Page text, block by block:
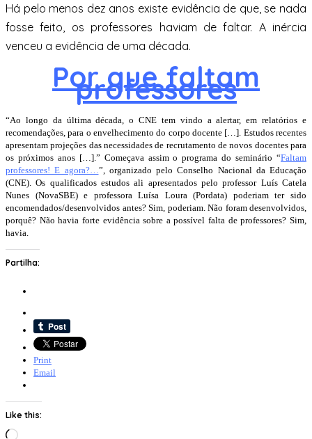
Há pelo menos dez anos existe evidência de que, se nada
fosse feito, os professores haviam de faltar. A inércia
venceu a evidência de uma década.
Por que faltam
professores
“Ao longo da última década, o CNE tem vindo a alertar, em relatórios e
recomendações, para o envelhecimento do corpo docente […]. Estudos recentes
apresentam projeções das necessidades de recrutamento de novos docentes para
os próximos anos […].” Começava assim o programa do seminário “Faltam
professores! E agora?…”, organizado pelo Conselho Nacional da Educação
(CNE). Os qualificados estudos ali apresentados pelo professor Luís Catela
Nunes (NovaSBE) e professora Luísa Loura (Pordata) poderiam ter sido
encomendados/desenvolvidos antes? Sim, poderiam. Não foram desenvolvidos,
porquê? Não havia forte evidência sobre a possível falta de professores? Sim,
havia.
Partilha:
Print
Email
Like this:
Loading…